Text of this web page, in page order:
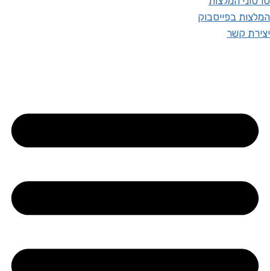
המלצות בפייסבוק
יצירת קשר